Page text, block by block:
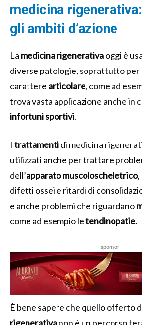
medicina
gli ambiti d’azione
La medicina rigenerativaoggi è
diverse patologie, soprattutto per
carattere articolare, come ad
trova vasta applicazione anche in
infortuni sportivi.
I trattamentidi medicina
utilizzati anche per trattare
dell’apparato muscoloscheletrico,
difetti ossei e ritardi di
e anche problemi che riguardano
come ad esempio letendinopatie.
sponsor
È bene sapere che quello offerto
rigenerativanon è un percorso